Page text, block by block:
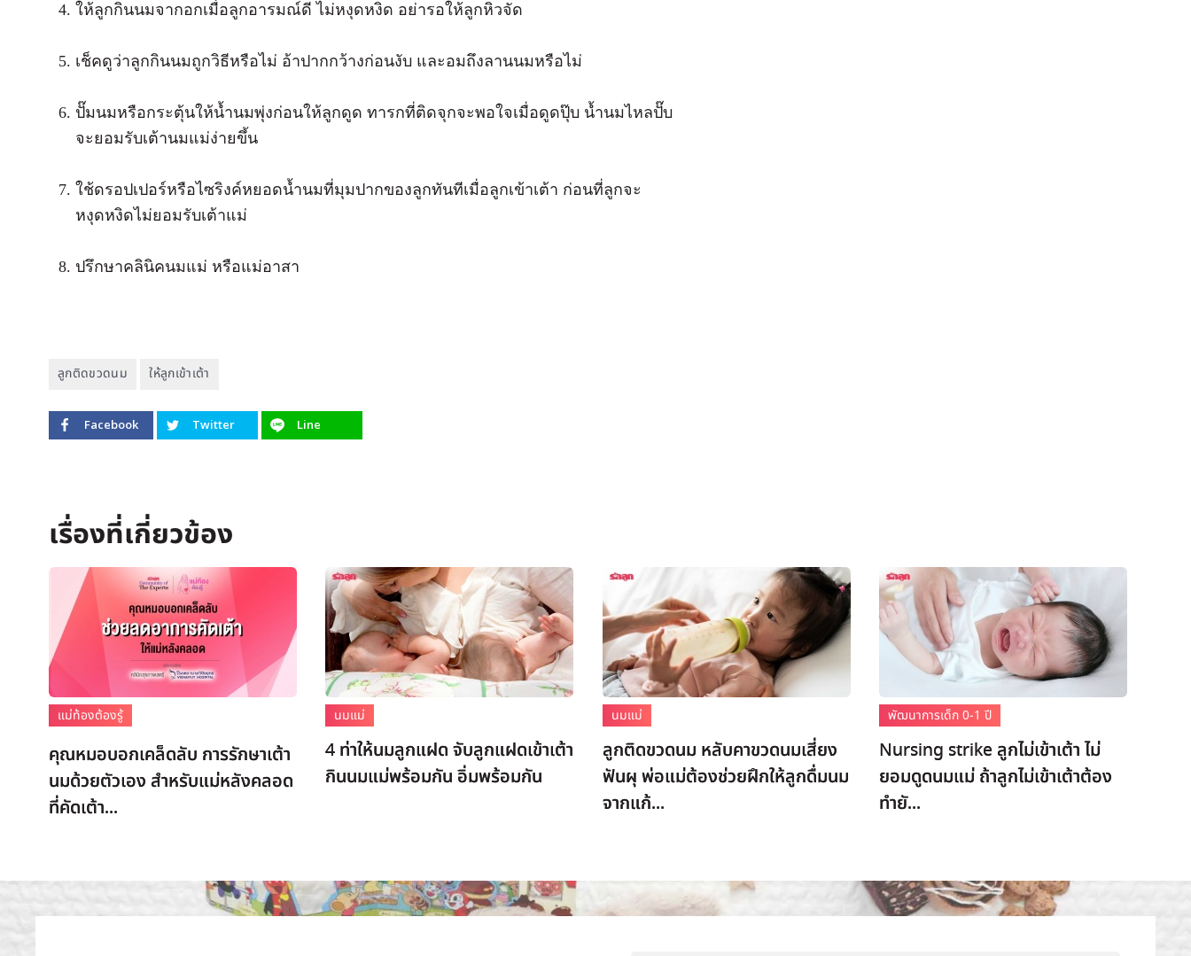
ให้ลูกกินนมจากอกเมื่อลูกอารมณ์ดี ไม่หงุดหงิด อย่ารอให้ลูกหิวจัด
เช็คดูว่าลูกกินนมถูกวิธีหรือไม่ อ้าปากกว้างก่อนงับ และอมถึงลานนมหรือไม่
ปั๊มนมหรือกระตุ้นให้น้ำนมพุ่งก่อนให้ลูกดูด ทารกที่ติดจุกจะพอใจเมื่อดูดปุ๊บ น้ำนมไหลปั๊บ
จะยอมรับเต้านมแม่ง่ายขึ้น
ใช้ดรอปเปอร์หรือไซริงค์หยอดน้ำนมที่มุมปากของลูกทันทีเมื่อลูกเข้าเต้า ก่อนที่ลูกจะ
หงุดหงิดไม่ยอมรับเต้าแม่
ปรึกษาคลินิคนมแม่ หรือแม่อาสา
ลูกติดขวดนม ให้ลูกเข้าเต้า
Facebook Twitter Line
แม่ท้องต้องรู้
คุณหมอบอกเคล็ดลับ การรักษาเต้า
นมด้วยตัวเอง สำหรับแม่หลังคลอด
ที่คัดเต้า...
นมแม่
4 ท่าให้นมลูกแฝด จับลูกแฝดเข้าเต้า
กินนมแม่พร้อมกัน อิ่มพร้อมกัน
นมแม่
ลูกติดขวดนม หลับคาขวดนมเสี่ยง
ฟันผุ พ่อแม่ต้องช่วยฝึกให้ลูกดื่มนม
จากแก้...
พัฒนาการเด็ก 0-1 ปี
Nursing strike ลูกไม่เข้าเต้า ไม่
ยอมดูดนมแม่ ถ้าลูกไม่เข้าเต้าต้อง
ทำยั...